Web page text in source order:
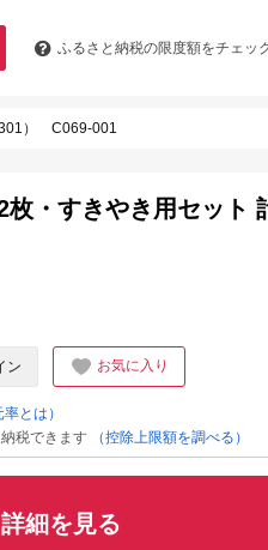
ふるさと納税の限度額をチェッ
301） C069-001
枚・すきやき用セッ
ン お気に入り
率とは）
税できます
（控除上限額を調べる）
詳細を見る